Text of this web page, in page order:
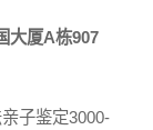
大厦A栋907
子鉴定3000-